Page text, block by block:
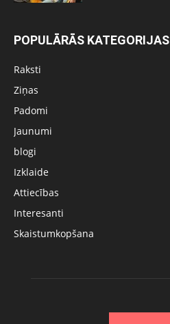
POPULĀRĀS KATEGORIJAS
Raksti
Ziņas
Padomi
Jaunumi
blogi
Izklaide
Attiecības
Interesanti
Skaistumkopšana